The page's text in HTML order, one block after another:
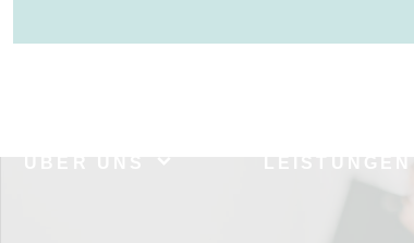
LEISTUNGEN